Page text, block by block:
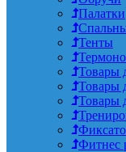
Палатки
Тенты
Товары
Товары
Товары
Фитнес